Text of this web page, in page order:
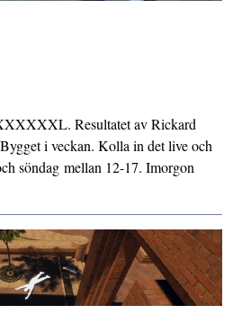
Resultatet avRickard
Byggeti veckan. Kolla in detliveoch
söndag mellan 12-17. Imorgon